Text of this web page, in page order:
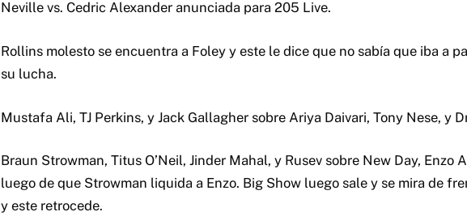
Neville vs. Cedric Alexander anunciada para 205 Live.
Rollins molesto se encuentra a Foley y este le dice que no sabía que iba a
su lucha.
Mustafa Ali, TJ Perkins, y Jack Gallagher sobre Ariya Daivari, Tony Nese, y
Braun Strowman, Titus O’Neil, Jinder Mahal, y Rusev sobre New Day, Enzo
luego de que Strowman liquida a Enzo. Big Show luego sale y se mira de
y este retrocede.